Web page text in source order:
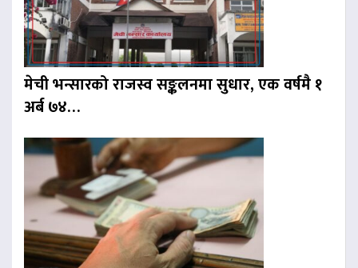
मेची भन्सारको राजस्व सङ्कलनमा सुधार, एक वर्षमै १
अर्ब ७४…